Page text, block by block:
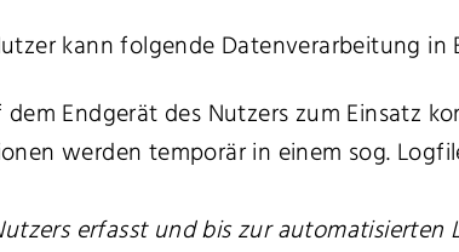
kann folgende Datenverarbeitung in
Endgerät des Nutzers zum Einsatz
werden temporär in einem sog.
erfasst und bis zur automatisierten